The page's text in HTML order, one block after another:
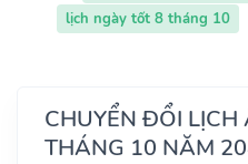
lịch ngày tốt 8 tháng 10
CHUYỂN ĐỔI LỊCH
THÁNG 10 NĂM